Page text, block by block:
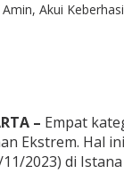
Akui
– Empat
Ekstrem. Hal
2023) di